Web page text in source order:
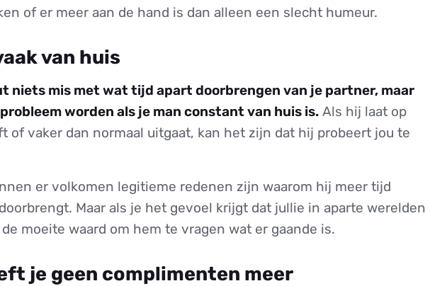
of er meer aan de hand is dan alleen een slecht humeur.
van huis
niets mis met wat tijd apart doorbrengen van je partner, maar
worden als je man constant van huis is. Als hij laat op
of vaker dan normaal uitgaat, kan het zijn dat hij probeert jou te
er volkomen legitieme redenen zijn waarom hij meer tijd
Maar als je het gevoel krijgt dat jullie in aparte werelden
moeite waard om hem te vragen wat er gaande is.
je geen complimenten meer